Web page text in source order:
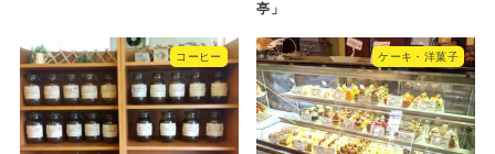
亭」
コーヒー ケーキ・洋菓子